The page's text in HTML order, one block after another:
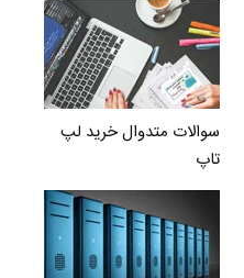
سوالات متدوال خرید لپ
تاپ